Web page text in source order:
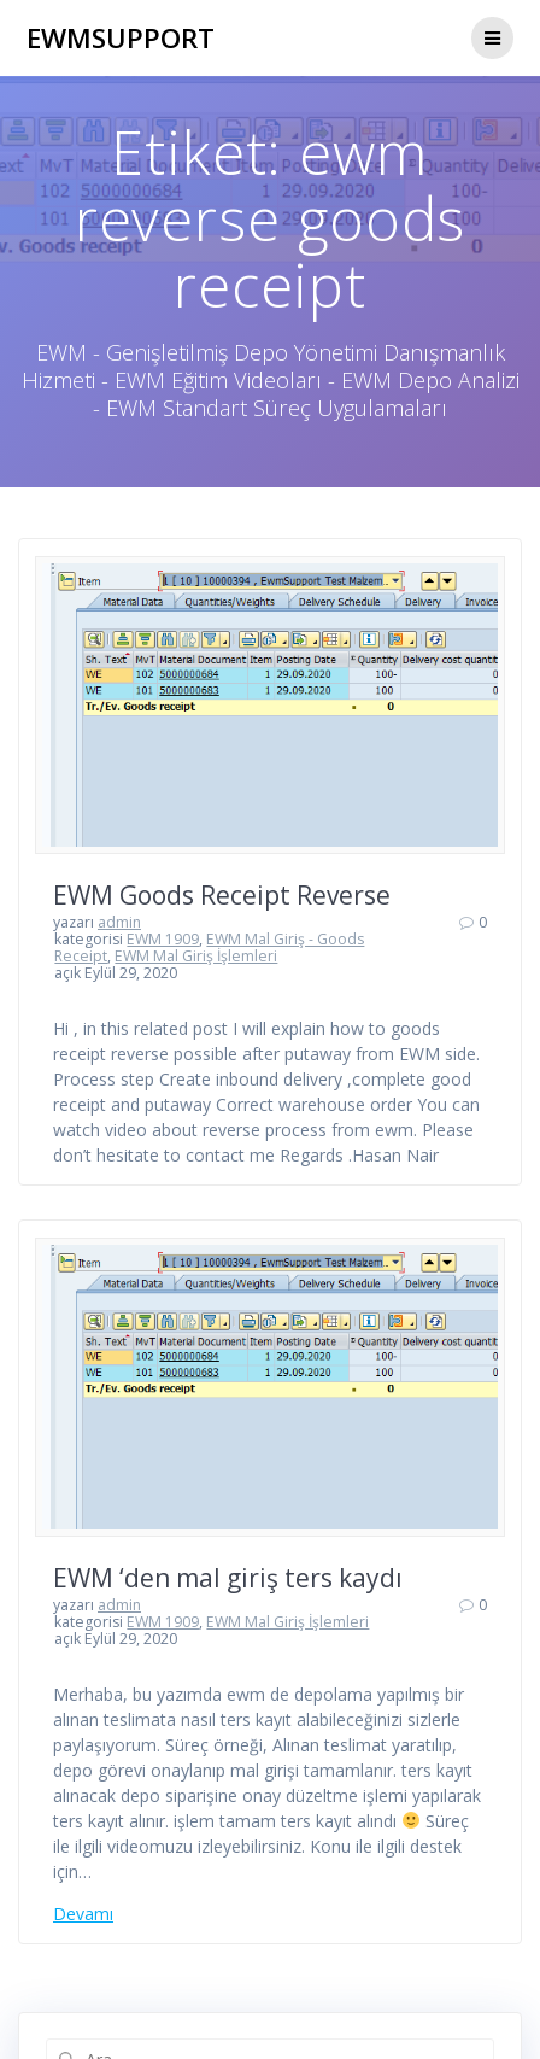
EWMSUPPORT
Etiket:ewm
reverse goods
receipt
EWM - Genişletilmiş Depo Yönetimi Danışmanlık
Hizmeti - EWM Eğitim Videoları - EWM Depo Analizi
- EWM Standart Süreç Uygulamaları
EWM Goods Receipt Reverse
yazarı admin
kategorisi EWM 1909, EWM Mal Giriş - Goods
Receipt, EWM Mal Giriş İşlemleri
açık Eylül 29, 2020
0
Hi , in this related post I will explain how to goods
receipt reverse possible after putaway from EWM side.
Process step Create inbound delivery ,complete good
receipt and putaway Correct warehouse order You can
watch video about reverse process from ewm. Please
don’t hesitate to contact me Regards .Hasan Nair
EWM ‘den mal giriş ters kaydı
yazarı admin
kategorisi EWM 1909, EWM Mal Giriş İşlemleri
açık Eylül 29, 2020
0
Merhaba, bu yazımda ewm de depolama yapılmış bir
alınan teslimata nasıl ters kayıt alabileceğinizi sizlerle
paylaşıyorum. Süreç örneği, Alınan teslimat yaratılıp,
depo görevi onaylanıp mal girişi tamamlanır. ters kayıt
alınacak depo siparişine onay düzeltme işlemi yapılarak
ters kayıt alınır. işlem tamam ters kayıt alındı
Süreç
ile ilgili videomuzu izleyebilirsiniz. Konu ile ilgili destek
için…
Devamı